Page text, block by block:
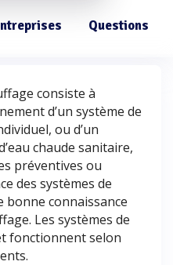
Questions
consiste à
d’un système de
ou d’un
chaude sanitaire,
préventives ou
des systèmes de
bonne connaissance
Les systèmes de
fonctionnent selon